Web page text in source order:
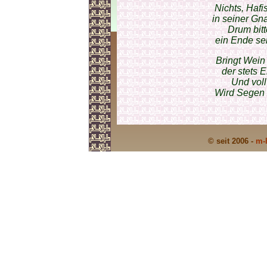
Nichts,
in seiner
Drum
ein Ende
Bringt
der stets
Und
Wird Segen
© seit 2006 -